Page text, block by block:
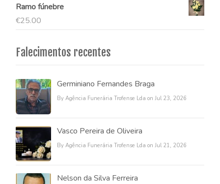
Ramo fúnebre
€25.00
Falecimentos recentes
Germiniano Fernandes Braga
By Agência Funerária Trofense Lda on Jul 23, 2026
Vasco Pereira de Oliveira
By Agência Funerária Trofense Lda on Jul 21, 2026
Nelson da Silva Ferreira